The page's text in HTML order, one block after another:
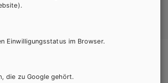
Einwilligungsstatus im Browser.
die zu Google gehört.